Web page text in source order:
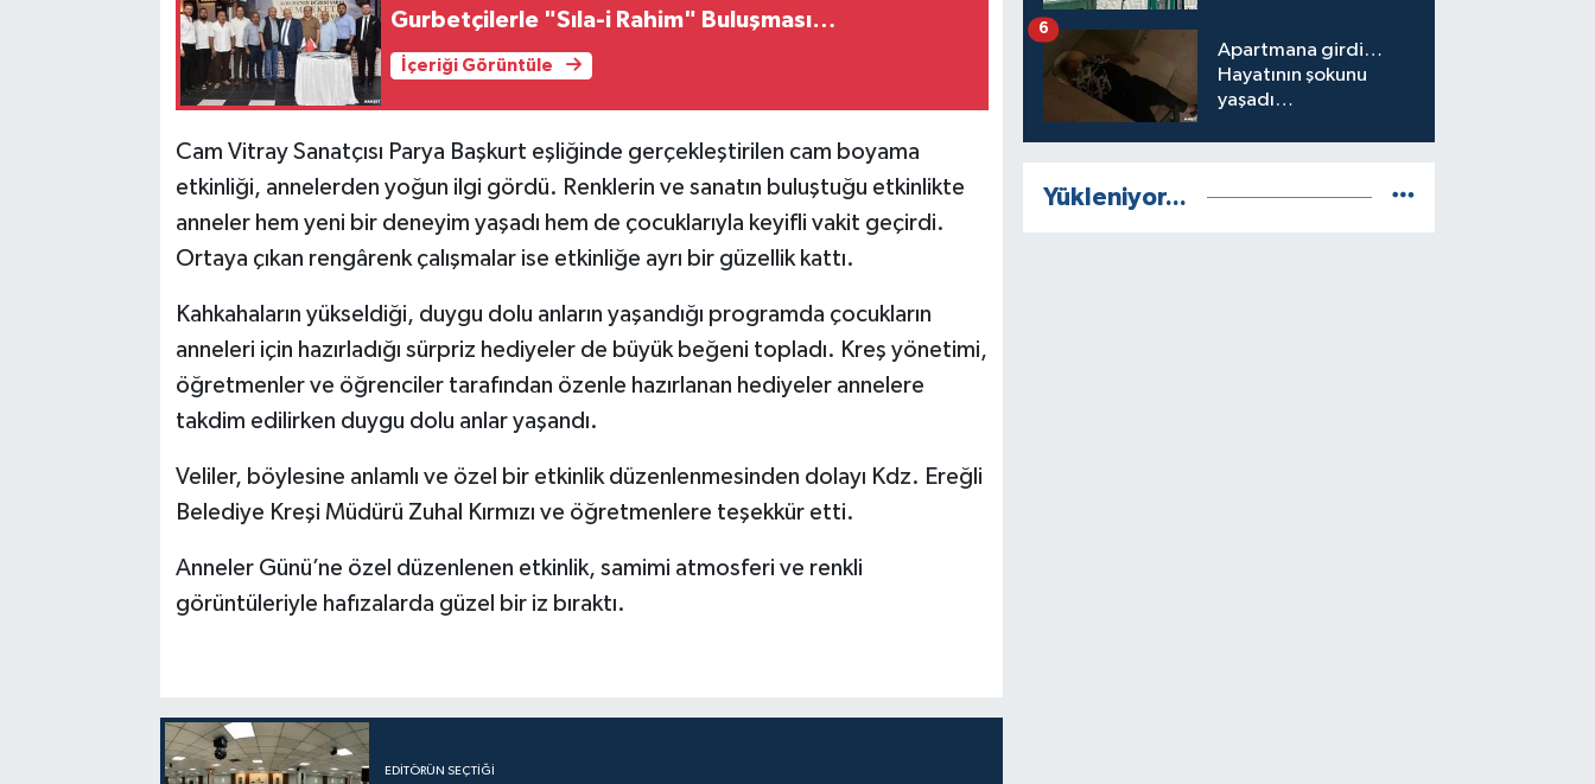
Gurbetçilerle "Sıla-i Rahim" Buluşması…
İçeriği Görüntüle
Cam Vitray Sanatçısı Parya Başkurt eşliğinde gerçekleştirilen cam boyama
etkinliği, annelerden yoğun ilgi gördü. Renklerin ve sanatın buluştuğu etkinlikte
anneler hem yeni bir deneyim yaşadı hem de çocuklarıyla keyifli vakit geçirdi.
Ortaya çıkan rengârenk çalışmalar ise etkinliğe ayrı bir güzellik kattı.
Kahkahaların yükseldiği, duygu dolu anların yaşandığı programda çocukların
anneleri için hazırladığı sürpriz hediyeler de büyük beğeni topladı. Kreş yönetimi,
öğretmenler ve öğrenciler tarafından özenle hazırlanan hediyeler annelere
takdim edilirken duygu dolu anlar yaşandı.
Veliler, böylesine anlamlı ve özel bir etkinlik düzenlenmesinden dolayı Kdz. Ereğli
Belediye Kreşi Müdürü Zuhal Kırmızı ve öğretmenlere teşekkür etti.
Anneler Günü’ne özel düzenlenen etkinlik, samimi atmosferi ve renkli
görüntüleriyle hafızalarda güzel bir iz bıraktı.
EDITÖRÜN SEÇTIĞI
Apartmana girdi…
Hayatının şokunu
yaşadı…
6
Yükleniyor...